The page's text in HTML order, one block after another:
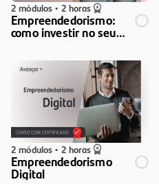
2 módulos • 2 horas
Empreendedorismo:
como investir no seu
2 módulos • 2 horas
Empreendedorismo
Digital